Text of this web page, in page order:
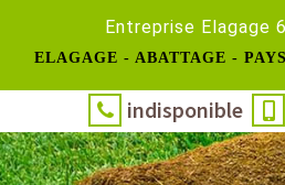
Entreprise Elagage
ELAGAGE - ABATTAGE -
indisponible